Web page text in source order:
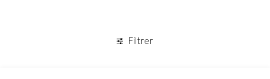
Filtrer